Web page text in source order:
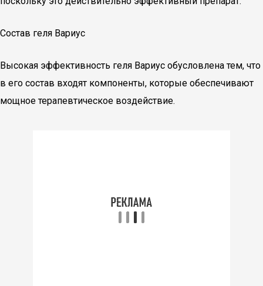
Состав геля Вариус
Высокая эффективность геля Вариус обусловлена тем, что
в его состав входят компоненты, которые обеспечивают
мощное терапевтическое воздействие.